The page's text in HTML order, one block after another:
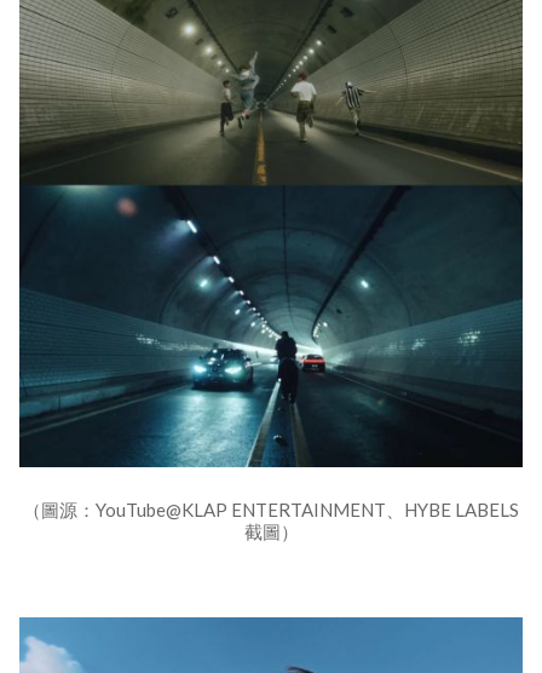
（圖源：YouTube@KLAP ENTERTAINMENT、HYBE LABELS
截圖）